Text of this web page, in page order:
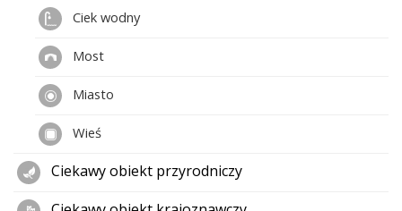
Ciek wodny
Most
Miasto
Wieś
Ciekawy obiekt przyrodniczy